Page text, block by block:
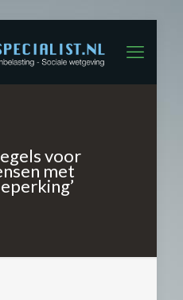
voor
met